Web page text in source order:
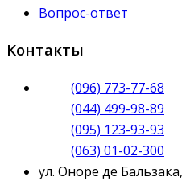
Вопрос-ответ
Контакты
(096) 773-77-68
(044) 499-98-89
(095) 123-93-93
(063) 01-02-300
ул. Оноре де